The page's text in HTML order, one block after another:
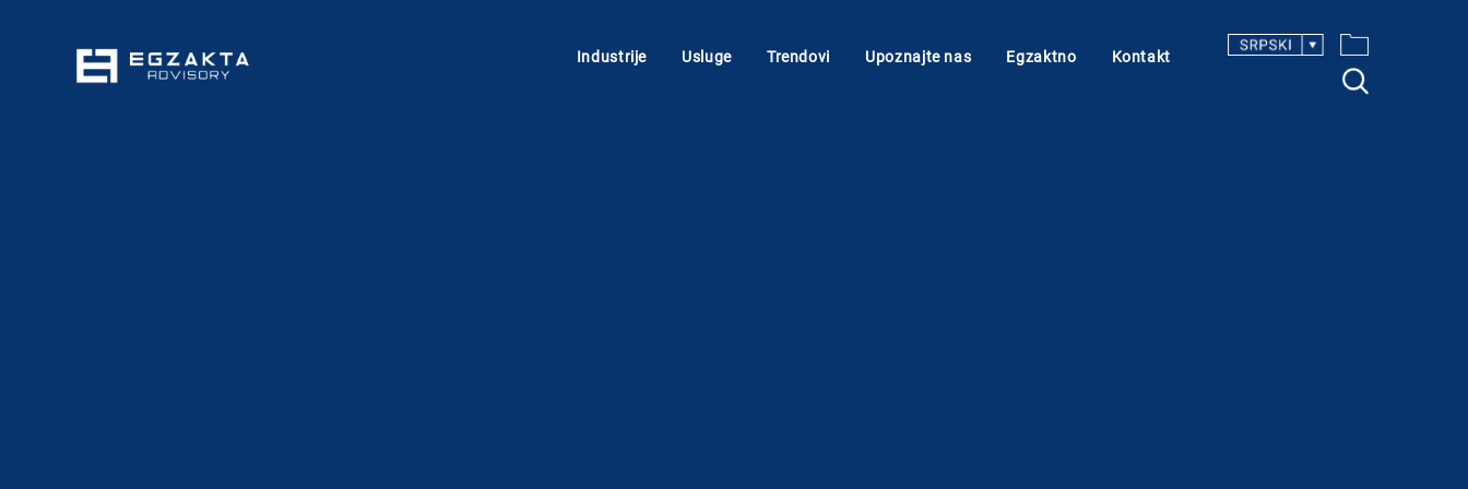
Industrije Usluge Trendovi Upoznajte nas Egzaktno Kontakt